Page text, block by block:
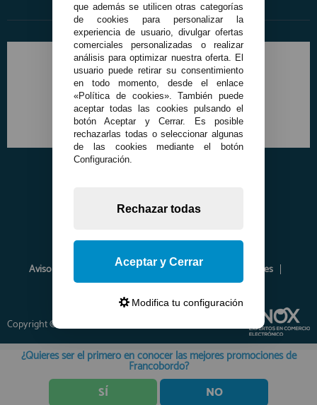
Aviso Legal Política de Privacidad
Política de Cookies
Envíos y Devoluciones
Opiniones
Copyright © 2026 www.francobordo.com
que además se utilicen otras categorías
de cookies para personalizar la
experiencia de usuario, divulgar ofertas
comerciales personalizadas o realizar
análisis para optimizar nuestra oferta. El
usuario puede retirar su consentimiento
en todo momento, desde el enlace
«Política de cookies». También puede
aceptar todas las cookies pulsando el
botón Aceptar y Cerrar. Es posible
rechazarlas todas o seleccionar algunas
de las cookies mediante el botón
Configuración.
Rechazar todas
Aceptar y Cerrar
Modifica tu configuración
¿Quieres ser el primero en conocer las mejores promociones de
Francobordo?
SÍ NO